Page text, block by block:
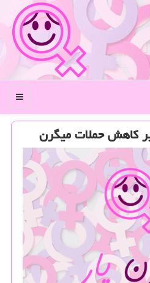
منو
كاهش حملات میگرن